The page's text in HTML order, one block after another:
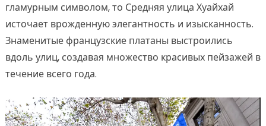
гламурным символом, то Средняя улица Хуайхай
источает врожденную элегантность и изысканность.
Знаменитые французские платаны выстроились
вдоль улиц, создавая множество красивых пейзажей в
течение всего года.